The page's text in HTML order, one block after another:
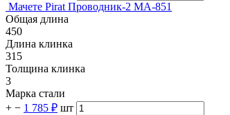
Мачете Pirat Проводник-2 МА-851
Общая длина
450
Длина клинка
315
Толщина клинка
3
Марка стали
+ − 1 785 ₽ шт